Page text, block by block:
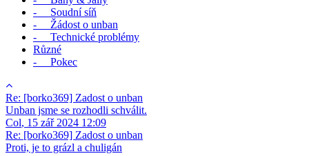
- Soudní síň
- Žádost o unban
- Technické problémy
Různé
- Pokec
Re: [borko369] Zadost o unban
Unban jsme se rozhodli schválit.
Col, 15 zář 2024 12:09
Re: [borko369] Zadost o unban
Proti, je to grázl a chuligán